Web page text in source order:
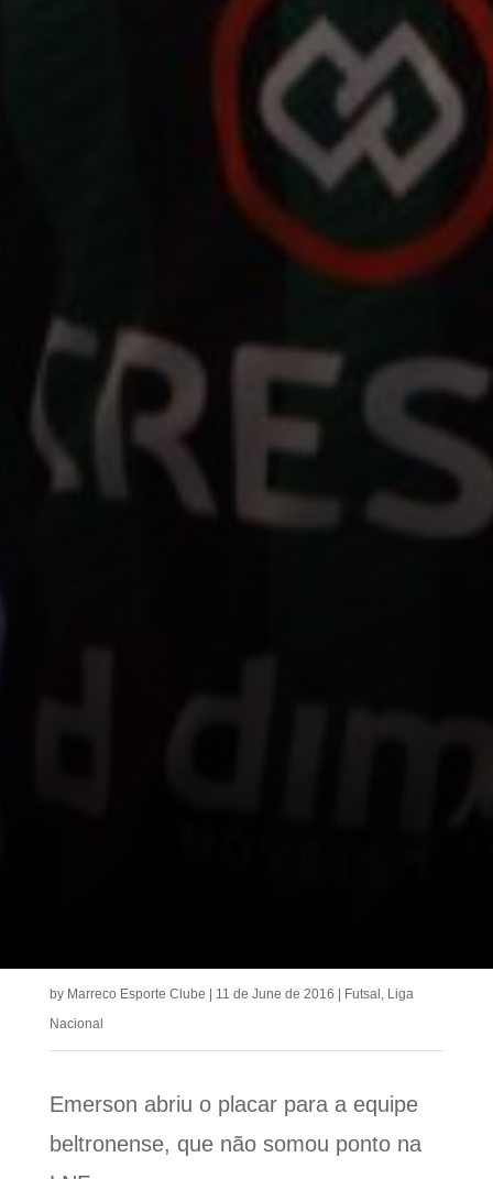
by Marreco Esporte Clube 11 de June de 2016 Futsal , Liga
Nacional
Emerson abriu o placar para a equipe
beltronense, que não somou ponto na